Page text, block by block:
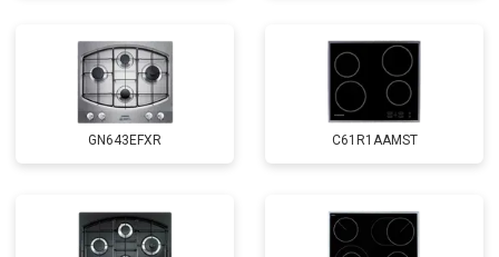
GN643EFXR C61R1AAMST